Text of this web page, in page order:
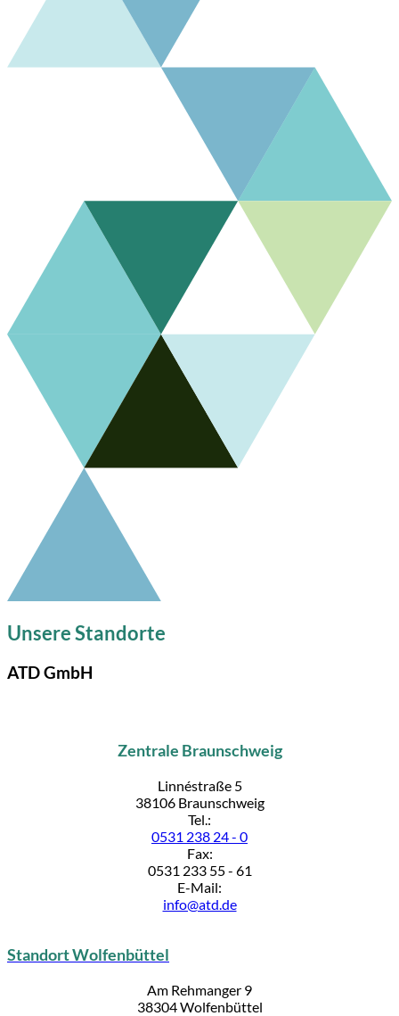
Unsere Standorte
ATD GmbH
Zentrale Braunschweig
Linnéstraße 5
38106 Braunschweig
Tel.:
0531 238 24 - 0
Fax:
0531 233 55 - 61
E-Mail:
info@atd.de
Standort Wolfenbüttel
Am Rehmanger 9
38304 Wolfenbüttel